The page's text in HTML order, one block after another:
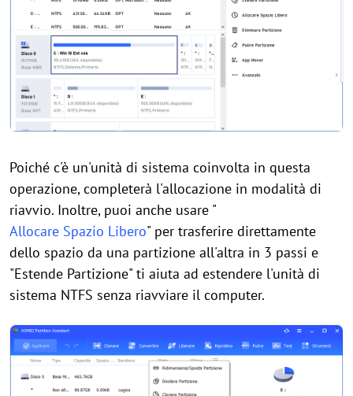
Poiché c'è un'unità di sistema coinvolta in questa
operazione, completerà l'allocazione in modalità di
riavvio. Inoltre, puoi anche usare "
Allocare Spazio Libero" per trasferire direttamente
dello spazio da una partizione all'altra in 3 passi e
"Estende Partizione" ti aiuta ad estendere l'unità di
sistema NTFS senza riavviare il computer.